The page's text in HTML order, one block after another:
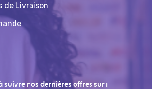
de Livraison
suivre nos dernières offres sur :